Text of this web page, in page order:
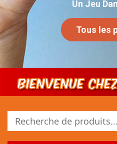
Un Jeu
Tous les
Bienvenue chez